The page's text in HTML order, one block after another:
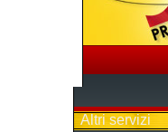
Altri servizi